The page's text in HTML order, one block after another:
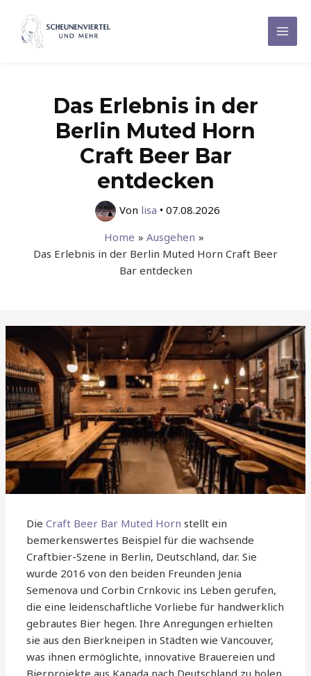
Inhalt
springen
Main
Das Erlebnis in der
Berlin Muted Horn
Craft Beer Bar
entdecken
Von lisa • 07.08.2026
Home
Ausgehen
Das Erlebnis in der Berlin Muted Horn Craft Beer
Bar entdecken
DieCraft Beer Bar Muted Horn stellt ein
bemerkenswertes Beispiel für die wachsende
Craftbier-Szene in Berlin, Deutschland, dar. Sie
wurde 2016 von den beiden Freunden Jenia
Semenova und Corbin Crnkovic ins Leben gerufen,
die eine leidenschaftliche Vorliebe für handwerklich
gebrautes Bier hegen. Ihre Anregungen erhielten
sie aus den Bierkneipen in Städten wie Vancouver,
was ihnen ermöglichte, innovative Brauereien und